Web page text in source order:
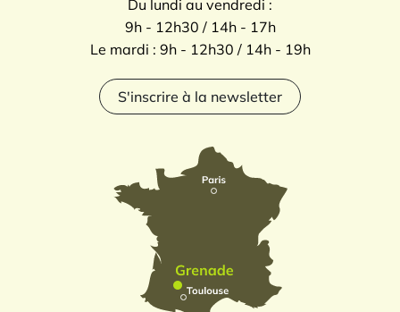
Du lundi au vendredi :
9h - 12h30 / 14h - 17h
Le mardi : 9h - 12h30 / 14h - 19h
S'inscrire à la newsletter